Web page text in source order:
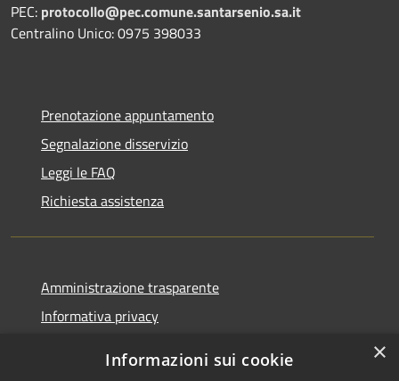
PEC: protocollo@pec.comune.santarsenio.sa.it
Centralino Unico: 0975 398033
Prenotazione appuntamento
Segnalazione disservizio
Leggi le FAQ
Richiesta assistenza
Amministrazione trasparente
Informativa privacy
Dichiarazione di accessibilità
×
Informazioni sui cookie